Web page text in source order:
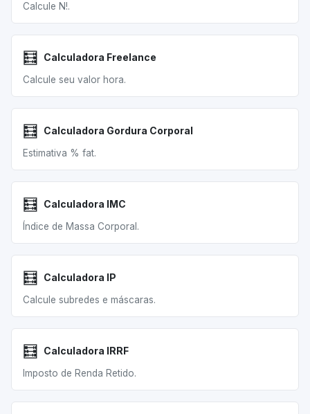
Calcule N!.
🧮 Calculadora Freelance
Calcule seu valor hora.
🧮 Calculadora Gordura Corporal
Estimativa % fat.
🧮 Calculadora IMC
Índice de Massa Corporal.
🧮 Calculadora IP
Calcule subredes e máscaras.
🧮 Calculadora IRRF
Imposto de Renda Retido.